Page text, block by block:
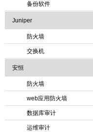
备份软件
Juniper
防火墙
交换机
安恒
防火墙
web应用防火墙
数据库审计
运维审计